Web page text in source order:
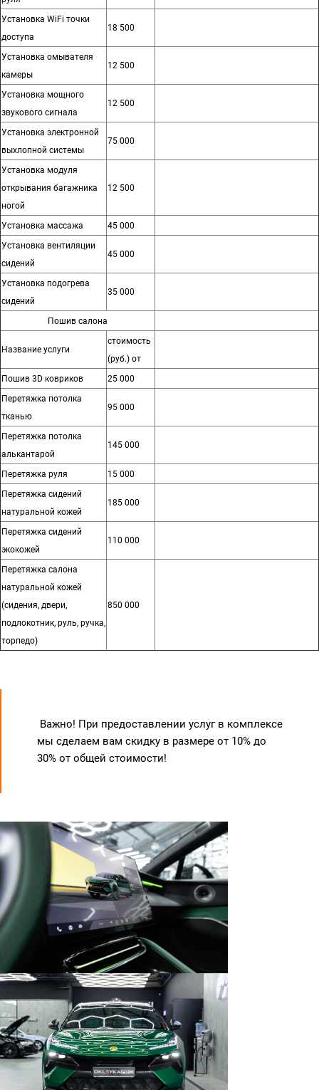
Установка WiFi точки
доступа
18 500
Установка омывателя
камеры
12 500
Установка мощного
звукового сигнала
12 500
Установка электронной
выхлопной системы
75 000
Установка модуля
открывания багажника
ногой
12 500
Установка массажа
45 000
Установка вентиляции
сидений
45 000
Установка подогрева
сидений
35 000
Пошив салона
Название услуги
стоимость
(руб.) от
Пошив 3D ковриков
25 000
Перетяжка потолка
тканью
95 000
Перетяжка потолка
алькантарой
145 000
Перетяжка руля
15 000
Перетяжка сидений
натуральной кожей
185 000
Перетяжка сидений
экокожей
110 000
Перетяжка салона
натуральной кожей
(сидения, двери,
подлокотник, руль, ручка,
торпедо)
850 000
Важно! При предоставлении услуг в комплексе
мы сделаем вам скидку в размере от 10% до
30% от общей стоимости!